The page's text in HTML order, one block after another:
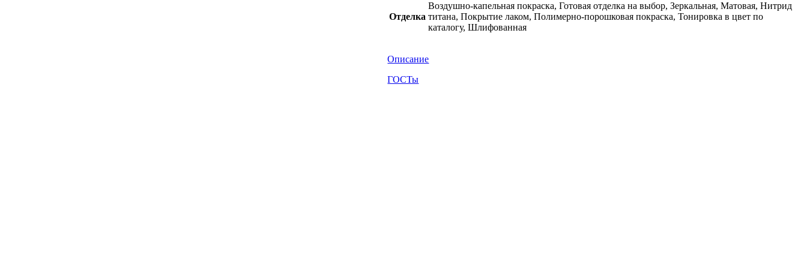
Отделка
Воздушно-капельная покраска, Готовая отделка на выбор, Зеркальная, Матовая, Нитрид
титана, Покрытие лаком, Полимерно-порошковая покраска, Тонировка в цвет по
каталогу, Шлифованная
Описание
ГОСТы